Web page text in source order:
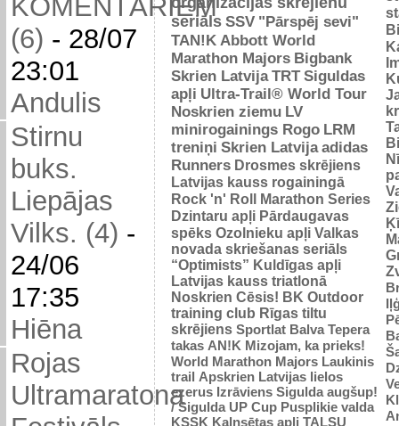
KOMENTĀRIEM
(6) - 28/07
23:01
Andulis
Stirnu
buks.
Liepājas
Vilks. (4) -
24/06
17:35
Hiēna
Rojas
Ultramaratona
seriāls SSV "Pārspēj sevi"
TAN!K Abbott World
Marathon Majors Bigbank
Skrien Latvija TRT Siguldas
apļi Ultra-Trail® World Tour
Noskrien ziemu LV
minirogainings Rogo LRM
treniņi Skrien Latvija adidas
Runners Drosmes skrējiens
Latvijas kauss rogainingā
Rock 'n' Roll Marathon Series
Dzintaru apļi Pārdaugavas
spēks Ozolnieku apļi Valkas
novada skriešanas seriāls
“Optimists” Kuldīgas apļi
Latvijas kauss triatlonā
Noskrien Cēsis! BK Outdoor
training club Rīgas tiltu
skrējiens Sportlat Balva Tepera
takas AN!K Mizojam, ka prieks!
World Marathon Majors Laukinis
trail Apskrien Latvijas lielos
ezerus Izrāviens Sigulda augšup!
/ Sigulda UP Cup Pusplikie valda
KSSK Kalnsētas apļi TALSU